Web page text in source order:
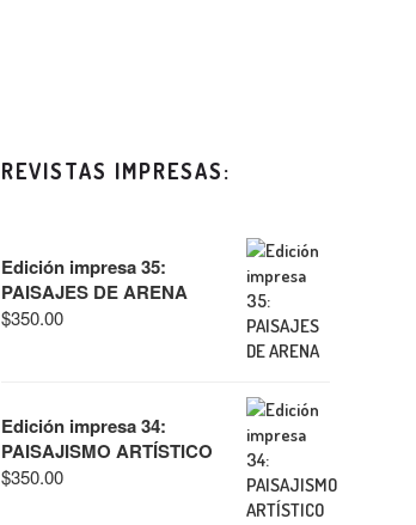
REVISTAS IMPRESAS:
Edición impresa 35:
PAISAJES DE ARENA
$350.00
Edición impresa 34:
PAISAJISMO ARTÍSTICO
$350.00